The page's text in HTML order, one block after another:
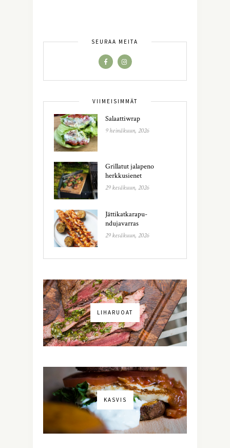
SEURAA MEITÄ
VIIMEISIMMÄT
Salaattiwrap
9 heinäkuun, 2026
Grillatut jalapeno
herkkusienet
29 kesäkuun, 2026
Jättikatkarapu-
ndujavarras
29 kesäkuun, 2026
LIHARUOAT
KASVIS